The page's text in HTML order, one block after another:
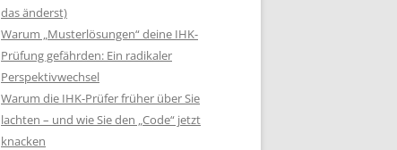
das änderst)
Warum „Musterlösungen“ deine IHK-
Prüfung gefährden: Ein radikaler
Perspektivwechsel
Warum die IHK-Prüfer früher über Sie
lachten – und wie Sie den „Code“ jetzt
knacken